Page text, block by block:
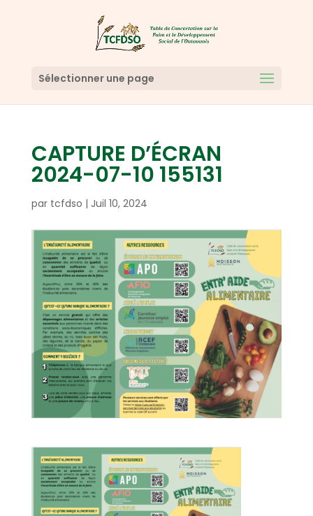
Sélectionner une page
CAPTURE D’ÉCRAN
2024-07-10 155131
par tcfdso | Juil 10, 2024